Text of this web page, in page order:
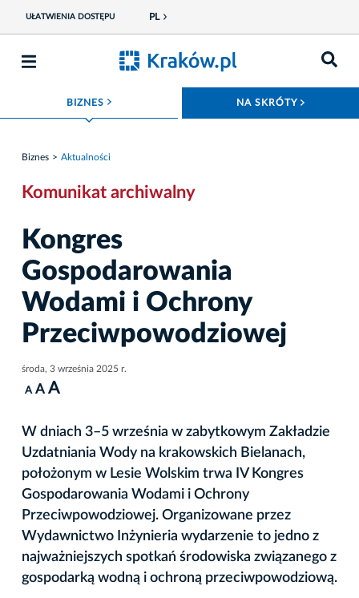
UŁATWIENIA DOSTĘPU PL
BIZNES ROZWIŃ MENU NA SKRÓTY
Biznes Aktualności
Komunikat archiwalny
Kongres
Gospodarowania
Wodami i Ochrony
Przeciwpowodziowej
środa, 3 września 2025 r.
A A A
W dniach 3–5 września w zabytkowym Zakładzie
Uzdatniania Wody na krakowskich Bielanach,
położonym w Lesie Wolskim trwa IV Kongres
Gospodarowania Wodami i Ochrony
Przeciwpowodziowej. Organizowane przez
Wydawnictwo Inżynieria wydarzenie to jedno z
najważniejszych spotkań środowiska związanego z
gospodarką wodną i ochroną przeciwpowodziową.